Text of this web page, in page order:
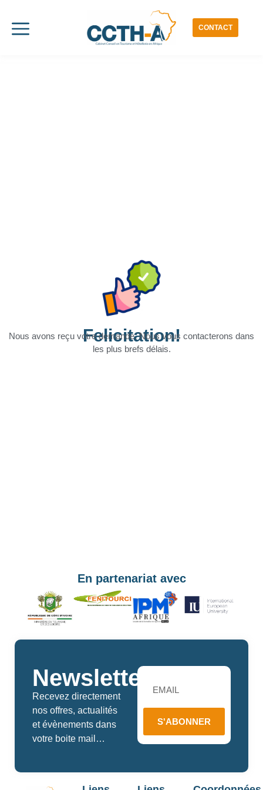
CONTACT
Felicitation!
Nous avons reçu votre demande. Nous vous contacterons dans
les plus brefs délais.
En partenariat avec
Newsletters
Recevez directement
nos offres, actualités
et évènements dans
votre boite mail…
S'ABONNER